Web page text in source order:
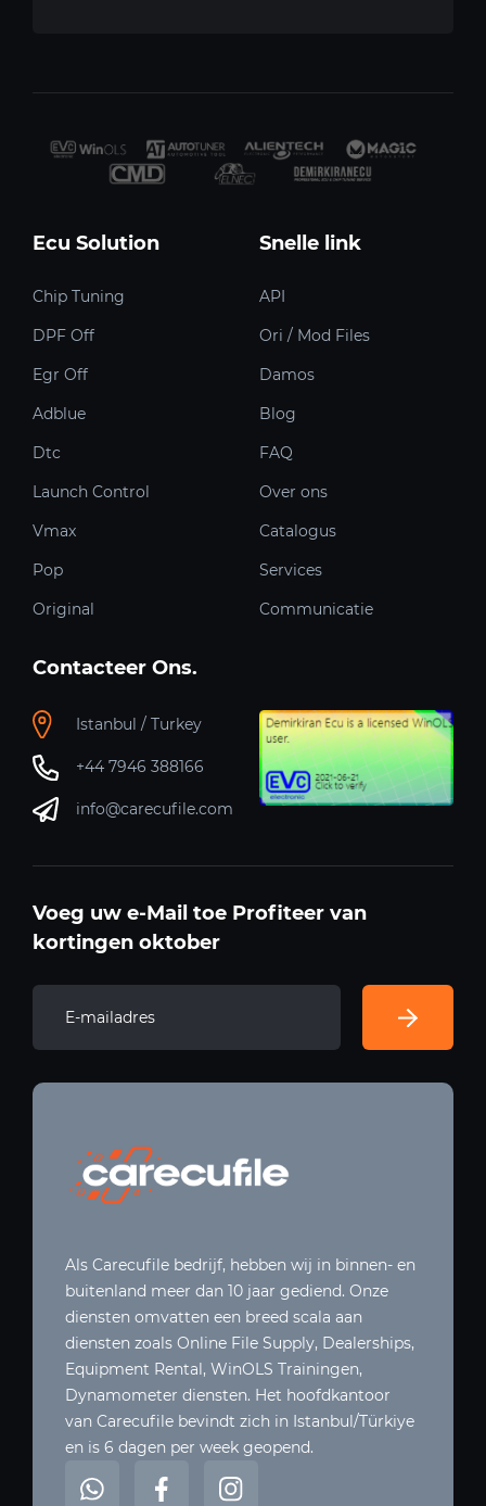
Ecu Solution
Chip Tuning
DPF Off
Egr Off
Adblue
Dtc
Launch Control
Vmax
Pop
Original
Snelle link
API
Ori / Mod Files
Damos
Blog
FAQ
Over ons
Catalogus
Services
Communicatie
Contacteer Ons.
Istanbul / Turkey
+44 7946 388166
info@carecufile.com
Voeg uw e-Mail toe Profiteer van
kortingen oktober
Als Carecufile bedrijf, hebben wij in binnen- en
buitenland meer dan 10 jaar gediend. Onze
diensten omvatten een breed scala aan
diensten zoals Online File Supply, Dealerships,
Equipment Rental, WinOLS Trainingen,
Dynamometer diensten. Het hoofdkantoor
van Carecufile bevindt zich in Istanbul/Türkiye
en is 6 dagen per week geopend.